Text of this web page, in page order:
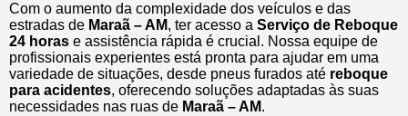
Com o aumento da complexidade dos veículos e das
estradas de Maraã – AM, ter acesso a Serviço de Reboque
24 horas e assistência rápida é crucial. Nossa equipe de
profissionais experientes está pronta para ajudar em uma
variedade de situações, desde pneus furados até reboque
para acidentes, oferecendo soluções adaptadas às suas
necessidades nas ruas de Maraã – AM.